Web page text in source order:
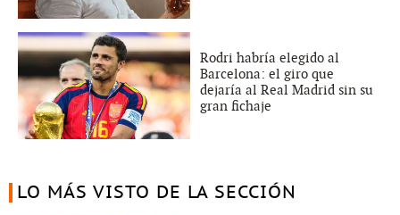
Rodri habría elegido al
Barcelona: el giro que
dejaría al Real Madrid sin su
gran fichaje
LO MÁS VISTO DE LA SECCIÓN